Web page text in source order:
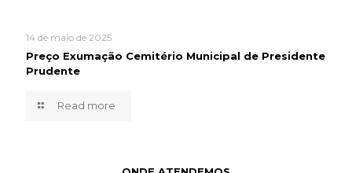
14 de maio de 2025
Preço Exumação Cemitério Municipal de Presidente
Prudente
Read more